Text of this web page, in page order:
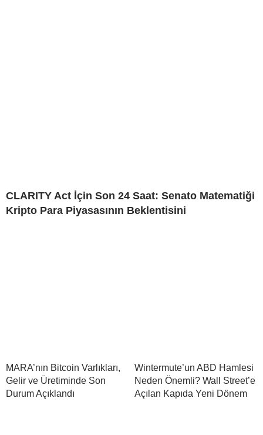
CLARITY Act İçin Son 24 Saat: Senato Matematiği
Kripto Para Piyasasının Beklentisini
MARA’nın Bitcoin Varlıkları,
Gelir ve Üretiminde Son
Durum Açıklandı
Wintermute’un ABD Hamlesi
Neden Önemli? Wall Street’e
Açılan Kapıda Yeni Dönem